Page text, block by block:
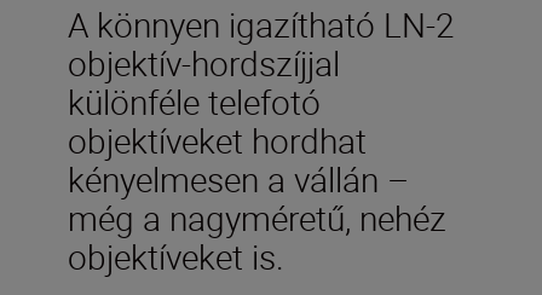
A könnyen igazítható LN-2
objektív-hordszíjjal
különféle telefotó
objektíveket hordhat
kényelmesen a vállán –
még a nagyméretű, nehéz
objektíveket is.